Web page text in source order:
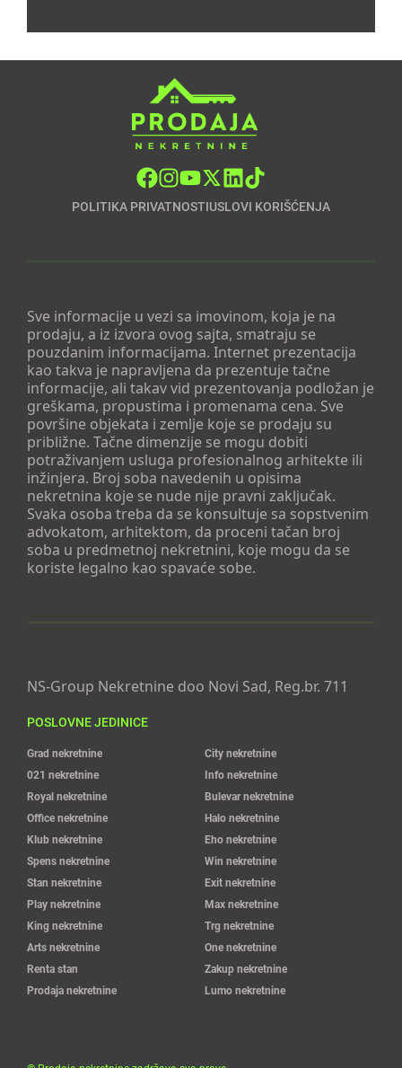
POLITIKA PRIVATNOSTIUSLOVI KORIŠĆENJA
Sve informacije u vezi sa imovinom, koja je na
prodaju, a iz izvora ovog sajta, smatraju se
pouzdanim informacijama. Internet prezentacija
kao takva je napravljena da prezentuje tačne
informacije, ali takav vid prezentovanja podložan je
greškama, propustima i promenama cena. Sve
površine objekata i zemlje koje se prodaju su
približne. Tačne dimenzije se mogu dobiti
potraživanjem usluga profesionalnog arhitekte ili
inžinjera. Broj soba navedenih u opisima
nekretnina koje se nude nije pravni zaključak.
Svaka osoba treba da se konsultuje sa sopstvenim
advokatom, arhitektom, da proceni tačan broj
soba u predmetnoj nekretnini, koje mogu da se
koriste legalno kao spavaće sobe.
NS-Group Nekretnine doo Novi Sad, Reg.br. 711
POSLOVNE JEDINICE
Grad nekretnine
City nekretnine
021 nekretnine
Info nekretnine
Royal nekretnine
Bulevar nekretnine
Office nekretnine
Halo nekretnine
Klub nekretnine
Eho nekretnine
Spens nekretnine
Win nekretnine
Stan nekretnine
Exit nekretnine
Play nekretnine
Max nekretnine
King nekretnine
Trg nekretnine
Arts nekretnine
One nekretnine
Renta stan
Zakup nekretnine
Prodaja nekretnine
Lumo nekretnine